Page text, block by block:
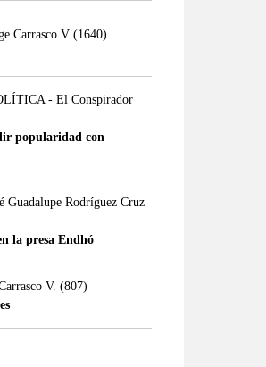
Carrasco V (1640)
- El Conspirador
popularidad con
Guadalupe Rodríguez Cruz
la presa Endhó
V. (807)